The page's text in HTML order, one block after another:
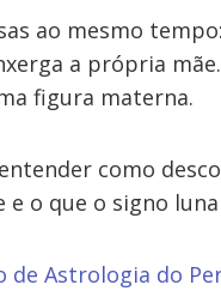
ao mesmo
a própria
figura materna.
como
e o que o signo
de Astrologia do